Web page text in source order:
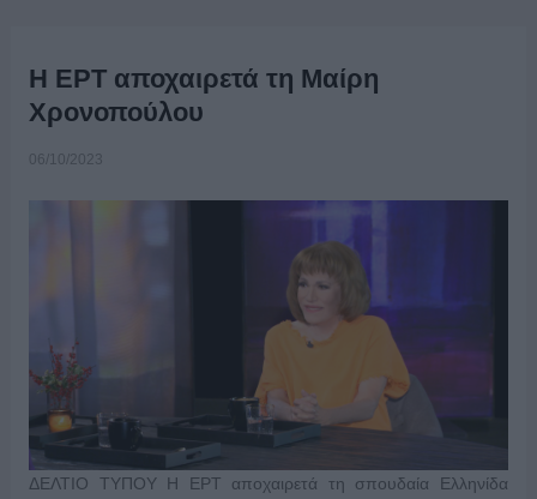
Η ΕΡΤ αποχαιρετά τη Μαίρη
Χρονοπούλου
06/10/2023
ΔΕΛΤΙΟ ΤΥΠΟΥ Η ΕΡΤ αποχαιρετά τη σπουδαία Ελληνίδα